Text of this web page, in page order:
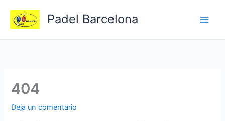
contenido
Padel Barcelona
404
Deja un comentario